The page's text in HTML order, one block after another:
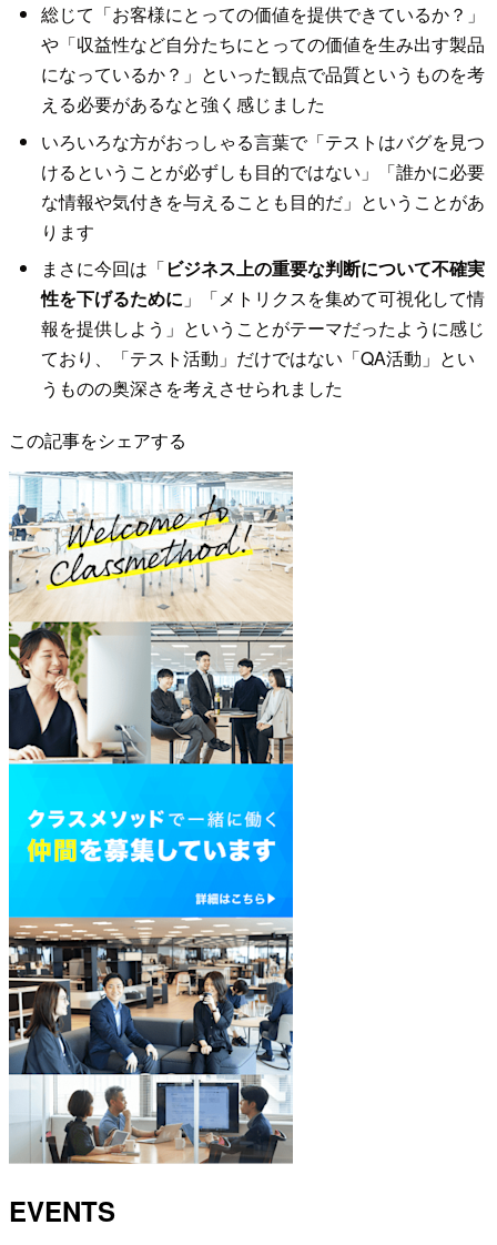
総じて「お客様にとっての価値を提供できているか？」
や「収益性など自分たちにとっての価値を生み出す製品
になっているか？」といった観点で品質というものを考
える必要があるなと強く感じました
いろいろな方がおっしゃる言葉で「テストはバグを見つ
けるということが必ずしも目的ではない」「誰かに必要
な情報や気付きを与えることも目的だ」ということがあ
ります
まさに今回は「ビジネス上の重要な判断について不確実
性を下げるために 」「メトリクスを集めて可視化して情
報を提供しよう」ということがテーマだったように感じ
ており、「テスト活動」だけではない「QA活動」とい
うものの奥深さを考えさせられました
この記事をシェアする
EVENTS